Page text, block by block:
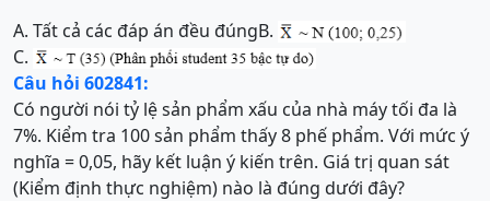
A. Tất cả các đáp án đều đúngB.
C.
Câu hỏi 602841:
Có người nói tỷ lệ sản phẩm xấu của nhà máy tối đa là
7%. Kiểm tra 100 sản phẩm thấy 8 phế phẩm. Với mức ý
nghĩa = 0,05, hãy kết luận ý kiến trên. Giá trị quan sát
(Kiểm định thực nghiệm) nào là đúng dưới đây?